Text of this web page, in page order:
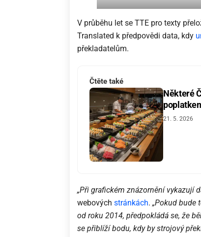
V průběhu let se TTE pro texty
Translated k předpovědi data, kdy
překladatelům.
Čtěte také
Některé
21. 5. 2026
„Při grafickém znázornění vykazují
webových stránkách. „Pokud bude
od roku 2014, předpokládá se, že
se přiblíží bodu, kdy by strojový